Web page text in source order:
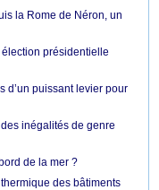
la Rome de Néron, un
présidentielle
d’un puissant levier pour
inégalités de genre
de la mer ?
des bâtiments